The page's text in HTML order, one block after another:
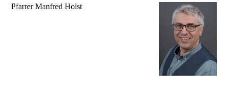
Pfarrer Manfred Holst